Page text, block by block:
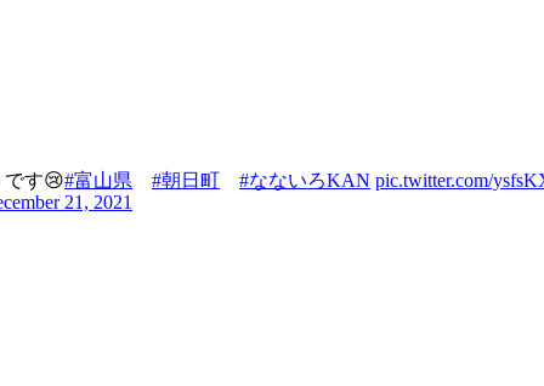
です😢#富山県 #朝日町 #なないろKAN pic.twitter.com/
21, 2021